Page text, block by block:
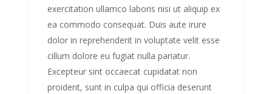
exercitation ullamco laboris nisi ut aliquip ex
ea commodo consequat. Duis aute irure
dolor in reprehenderit in voluptate velit esse
cillum dolore eu fugiat nulla pariatur.
Excepteur sint occaecat cupidatat non
proident, sunt in culpa qui officia deserunt